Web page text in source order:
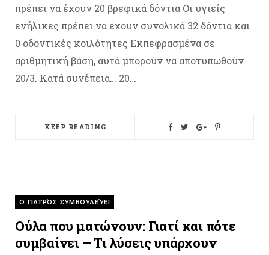
πρέπει να έχουν 20 βρεφικά δόντια Οι υγιείς
ενήλικες πρέπει να έχουν συνολικά 32 δόντια και
0 οδοντικές κοιλότητες Εκπεφρασμένα σε
αριθμητική βάση, αυτά μπορούν να αποτυπωθούν
20/3. Κατά συνέπεια… 20…
KEEP READING
O ΓΙΑΤΡΌΣ ΣΥΜΒΟΥΛΕΎΕΙ
Ούλα που ματώνουν: Γιατί και πότε
συμβαίνει – Τι λύσεις υπάρχουν